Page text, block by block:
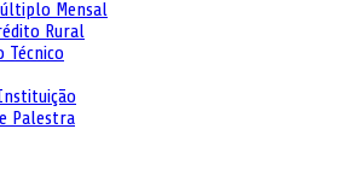
Mensal
Rural
Técnico
Palestra